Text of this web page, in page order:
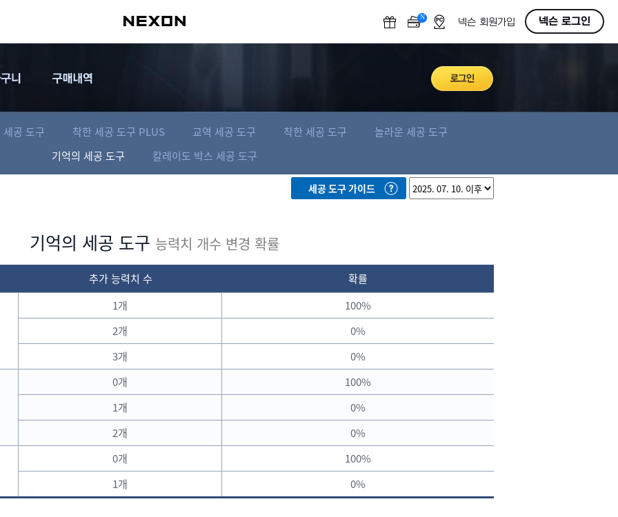
N OFF넥슨 회원가입 넥슨 로그인
세공 도구 착한 세공 도구 PLUS 교역 세공 도구 착한 세공 도구
놀라운 세공 도구
기억의 세공 도구
칼레이도 박스 세공 도구
세공 도구 가이드
기억의 세공 도구 능력치 개수 변경 확률
추가 능력치 수 확률
1개
100%
2개
0%
3개
0%
0개
100%
1개
0%
2개
0%
0개
100%
1개
0%